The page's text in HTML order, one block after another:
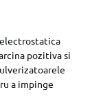
pozitiva si
a impinge